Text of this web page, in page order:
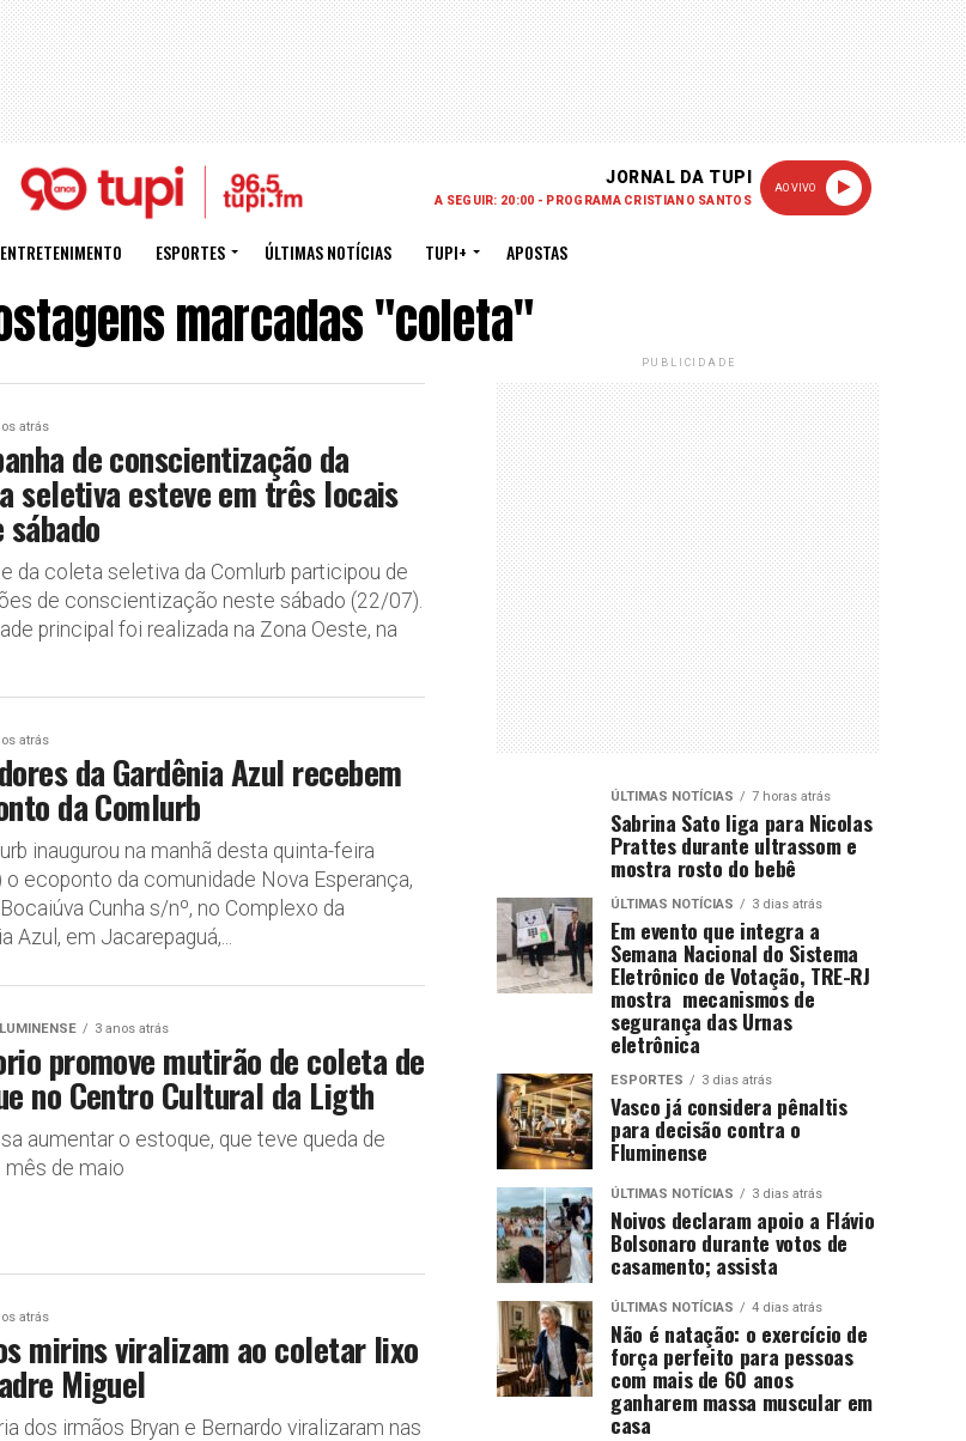
JORNAL DA TUPI
A SEGUIR: 20:00 - PROGRAMA CRISTIANO SANTOS
AO VIVO
ENTRETENIMENTO ESPORTES ÚLTIMAS NOTÍCIAS TUPI+ APOSTAS
marcadas "coleta"
atrás
de conscientização da
seletiva esteve em três locais
da coleta seletiva da Comlurb participou de
de conscientização neste sábado (22/07).
principal foi realizada na Zona Oeste, na
atrás
da Gardênia Azul recebem
da Comlurb
inaugurou na manhã desta quinta-feira
o ecoponto da comunidade Nova Esperança,
Cunha s/nº, no Complexo da
Azul, em Jacarepaguá,...
3 anos atrás
promove mutirão de coleta de
no Centro Cultural da Ligth
aumentar o estoque, que teve queda de
mês de maio
atrás
mirins viralizam ao coletar lixo
Miguel
dos irmãos Bryan e Bernardo viralizaram nas
PUBLICIDADE
ÚLTIMAS NOTÍCIAS 7 horas atrás
Sabrina Sato liga para Nicolas
Prattes durante ultrassom e
mostra rosto do bebê
ÚLTIMAS NOTÍCIAS 3 dias atrás
Em evento que integra a
Semana Nacional do Sistema
Eletrônico de Votação, TRE-RJ
mostra mecanismos de
segurança das Urnas
eletrônica
ESPORTES 3 dias atrás
Vasco já considera pênaltis
para decisão contra o
Fluminense
ÚLTIMAS NOTÍCIAS 3 dias atrás
Noivos declaram apoio a Flávio
Bolsonaro durante votos de
casamento; assista
ÚLTIMAS NOTÍCIAS 4 dias atrás
Não é natação: o exercício de
força perfeito para pessoas
com mais de 60 anos
ganharem massa muscular em
casa